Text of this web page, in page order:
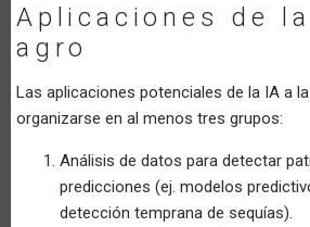
Aplicaciones de la
agro
Las aplicaciones potenciales de la IA a
organizarse en al menos tres grupos:
Análisis de datos para detectar
predicciones (ej. modelos
detección temprana de sequías).